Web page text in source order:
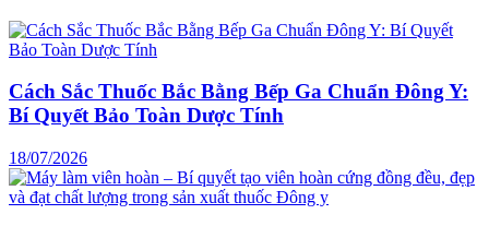
Cách Sắc Thuốc Bắc Bằng Bếp Ga Chuẩn Đông Y:
Bí Quyết Bảo Toàn Dược Tính
18/07/2026